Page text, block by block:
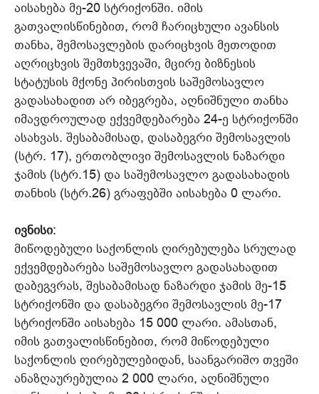
აისახება მე-20 სტრიქონში. იმის
გათვალისწინებით, რომ ჩარიცხული ავანსის
თანხა, შემოსავლების დარიცხვის მეთოდით
აღრიცხვის შემთხვევაში, მცირე ბიზნესის
სტატუსის მქონე პირისთვის საშემოსავლო
გადასახადით არ იბეგრება, აღნიშნული თანხა
იმავდროულად ექვემდებარება 24-ე სტრიქონში
ასახვას. შესაბამისად, დასაბეგრი შემოსავლის
(სტრ. 17), ერთობლივი შემოსავლის ნაზარდი
ჯამის (სტრ.15) და საშემოსავლო გადასახადის
თანხის (სტრ.26) გრაფებში აისახება 0 ლარი.
ივნისი:
მიწოდებული საქონლის ღირებულება სრულად
ექვემდებარება საშემოსავლო გადასახადით
დაბეგვრას, შესაბამისად ნაზარდი ჯამის მე-15
სტრიქონში და დასაბეგრი შემოსავლის მე-17
სტრიქონში აისახება 15 000 ლარი. ამასთან,
იმის გათვალისწინებით, რომ მიწოდებული
საქონლის ღირებულებიდან, საანგარიშო თვეში
ანაზღაურებულია 2 000 ლარი, აღნიშნული